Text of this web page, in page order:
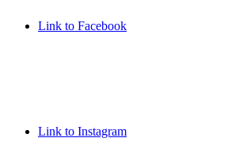
Link to Facebook
Link to Instagram